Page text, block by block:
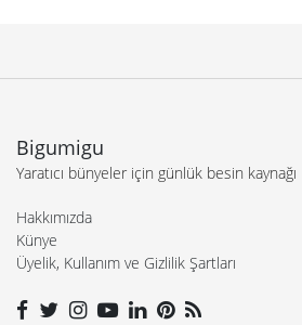
Bigumigu
Yaratıcı bünyeler için günlük besin kaynağı
Hakkımızda
Künye
Üyelik, Kullanım ve Gizlilik Şartları